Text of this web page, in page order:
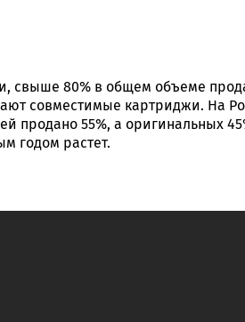
свыше 80% в общем объеме
совместимые картриджи. На
продано 55%, а оригинальных
годом растет.